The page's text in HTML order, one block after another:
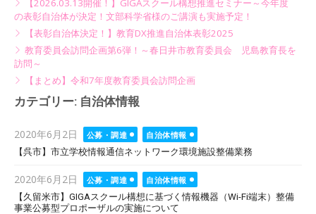
【2026.03.13開催！】GIGAスクール構想推進セミナー～今年度
の表彰自治体が決定！文部科学省様のご講演も実施予定！
【表彰自治体決定！】教育DX推進自治体表彰2025
教育委員会訪問企画第6弾！～春日井市教育委員会 児島教育長を
訪問～
【まとめ】令和7年度教育委員会訪問企画
カテゴリー: 自治体情報
Posted
on
2020年6月2日 公募・調達
自治体情報
【呉市】市立学校情報通信ネットワーク環境施設整備業務
Posted
on
2020年6月2日 公募・調達
自治体情報
【久留米市】GIGAスクール構想に基づく情報機器（Wi-Fi端末）整備
事業公募型プロポーザルの実施について